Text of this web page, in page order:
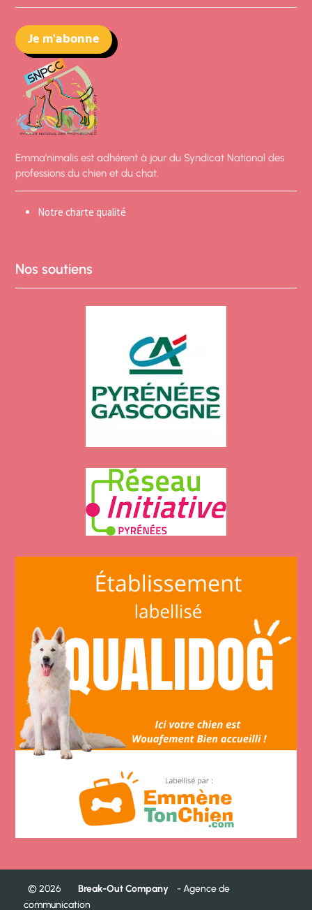
Je m'abonne
Emma’nimalis est adhérent à jour du Syndicat National des
professions du chien et du chat.
Notre charte qualité
Nos soutiens
©2026 Break-Out Company
- Agence de
communication